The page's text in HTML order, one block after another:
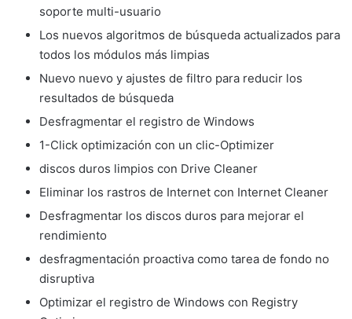
soporte multi-usuario
Los nuevos algoritmos de búsqueda actualizados para
todos los módulos más limpias
Nuevo nuevo y ajustes de filtro para reducir los
resultados de búsqueda
Desfragmentar el registro de Windows
1-Click optimización con un clic-Optimizer
discos duros limpios con Drive Cleaner
Eliminar los rastros de Internet con Internet Cleaner
Desfragmentar los discos duros para mejorar el
rendimiento
desfragmentación proactiva como tarea de fondo no
disruptiva
Optimizar el registro de Windows con Registry